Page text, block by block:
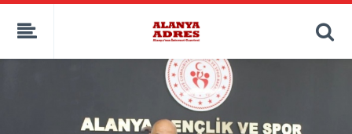
kaçak bahis
deneme bonusu
deneme bonusu veren siteler